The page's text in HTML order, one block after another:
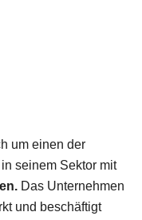
um einen der
in seinem Sektor mit
Das Unternehmen
und beschäftigt